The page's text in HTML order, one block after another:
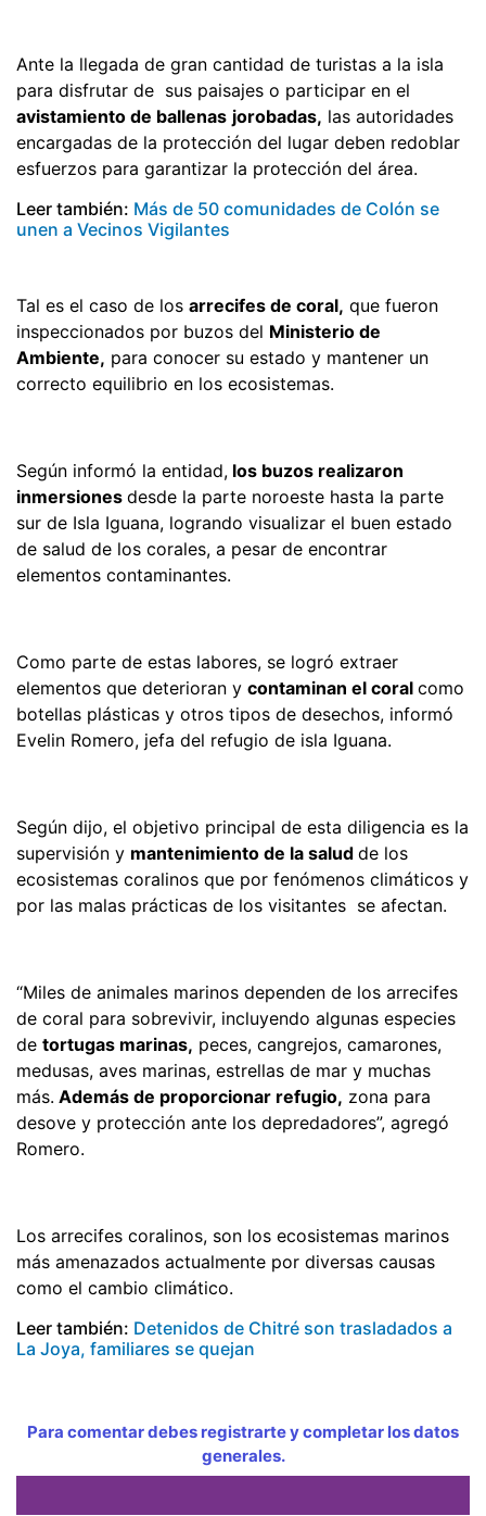
Ante la llegada de gran cantidad de turistas a la isla
para disfrutar de sus paisajes o participar en el
avistamiento de ballenas jorobadas, las autoridades
encargadas de la protección del lugar deben redoblar
esfuerzos para garantizar la protección del área.
Leer también: Más de 50 comunidades de Colón se
unen a Vecinos Vigilantes
Tal es el caso de los arrecifes de coral, que fueron
inspeccionados por buzos del Ministerio de
Ambiente, para conocer su estado y mantener un
correcto equilibrio en los ecosistemas.
Según informó la entidad, los buzos realizaron
inmersiones desde la parte noroeste hasta la parte
sur de Isla Iguana, logrando visualizar el buen estado
de salud de los corales, a pesar de encontrar
elementos contaminantes.
Como parte de estas labores, se logró extraer
elementos que deterioran y contaminan el coral como
botellas plásticas y otros tipos de desechos, informó
Evelin Romero, jefa del refugio de isla Iguana.
Según dijo, el objetivo principal de esta diligencia es la
supervisión y mantenimiento de la salud de los
ecosistemas coralinos que por fenómenos climáticos y
por las malas prácticas de los visitantes se afectan.
“Miles de animales marinos dependen de los arrecifes
de coral para sobrevivir, incluyendo algunas especies
de tortugas marinas, peces, cangrejos, camarones,
medusas, aves marinas, estrellas de mar y muchas
más. Además de proporcionar refugio, zona para
desove y protección ante los depredadores”, agregó
Romero.
Los arrecifes coralinos, son los ecosistemas marinos
más amenazados actualmente por diversas causas
como el cambio climático.
Leer también: Detenidos de Chitré son trasladados a
La Joya, familiares se quejan
Para comentar debes registrarte y completar los datos
generales.